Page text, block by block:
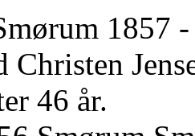
1857
Christen
46 år.